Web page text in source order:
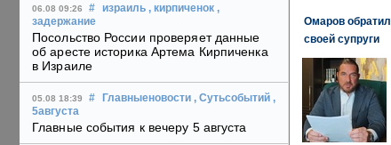
06.08 09:26 # израиль , кирпиченок ,
задержание
Посольство России проверяет данные
об аресте историка Артема Кирпиченка
в Израиле
05.08 18:39 # Главныеновости , Сутьсобытий ,
5августа
Главные события к вечеру 5 августа
Омаров
своей супруги